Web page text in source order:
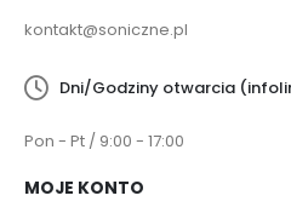
kontakt@soniczne.pl
Dni/Godziny otwarcia
Pon - Pt / 9:00 - 17:00
MOJE KONTO